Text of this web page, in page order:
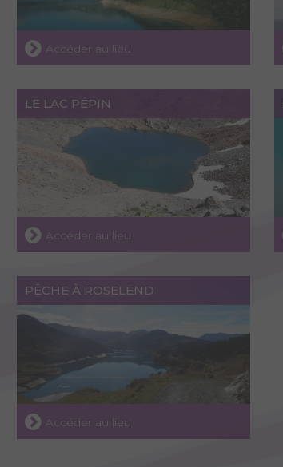
Accéder au lieu
LE LAC PÉPIN
Accéder au lieu
PÊCHE À ROSELEND
Accéder au lieu